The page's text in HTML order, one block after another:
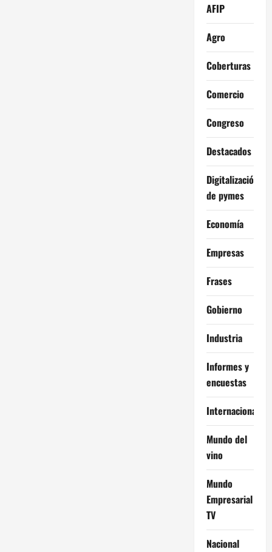
AFIP
Agro
Coberturas
Comercio
Congreso
Destacados
Digitalización
de pymes
Economía
Empresas
Frases
Gobierno
Industria
Informes y
encuestas
Internacional
Mundo del
vino
Mundo
Empresarial
TV
Nacional